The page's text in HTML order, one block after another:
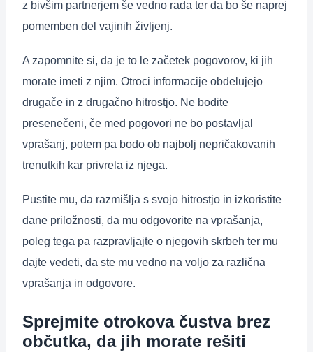
z bivšim partnerjem še vedno rada ter da bo še naprej
pomemben del vajinih življenj.
A zapomnite si, da je to le začetek pogovorov, ki jih
morate imeti z njim. Otroci informacije obdelujejo
drugače in z drugačno hitrostjo. Ne bodite
presenečeni, če med pogovori ne bo postavljal
vprašanj, potem pa bodo ob najbolj nepričakovanih
trenutkih kar privrela iz njega.
Pustite mu, da razmišlja s svojo hitrostjo in izkoristite
dane priložnosti, da mu odgovorite na vprašanja,
poleg tega pa razpravljajte o njegovih skrbeh ter mu
dajte vedeti, da ste mu vedno na voljo za različna
vprašanja in odgovore.
Sprejmite otrokova čustva brez
občutka, da jih morate rešiti